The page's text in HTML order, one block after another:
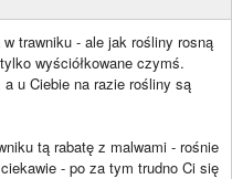
trawniku - ale jak rośliny rosną
wyściółkowane czymś.
u Ciebie na razie rośliny są
tą rabatę z malwami - rośnie
- po za tym trudno Ci się